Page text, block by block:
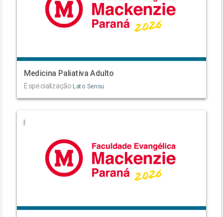
Medicina Paliativa Adulto
Especialização Lato Sensu
|